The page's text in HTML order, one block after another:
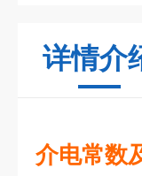
详情介
介电常数